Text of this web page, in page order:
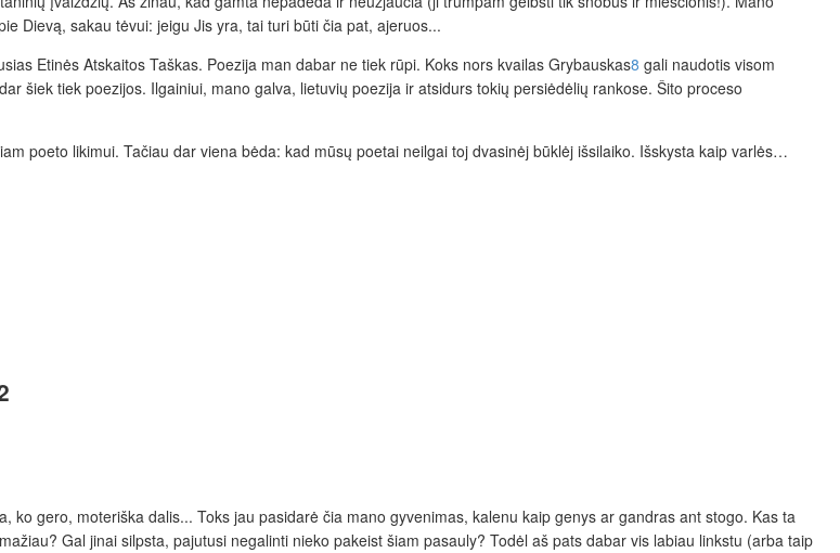
Dievą, sakau tėvui: jeigu Jis yra, tai turi būti čia pat, ajeruos...
Etinės Atskaitos Taškas. Poezija man dabar ne tiek rūpi. Koks nors kvailas Grybauskas8 gali naudotis visom
šiek tiek poezijos. Ilgainiui, mano galva, lietuvių poezija ir atsidurs tokių persiėdėlių rankose. Šito proceso
poeto likimui. Tačiau dar viena bėda: kad mūsų poetai neilgai toj dvasinėj būklėj išsilaiko. Išskysta kaip varlės…
ko gero, moteriška dalis... Toks jau pasidarė čia mano gyvenimas, kalenu kaip genys ar gandras ant stogo. Kas ta
Gal jinai silpsta, pajutusi negalinti nieko pakeist šiam pasauly? Todėl aš pats dabar vis labiau linkstu (arba taip